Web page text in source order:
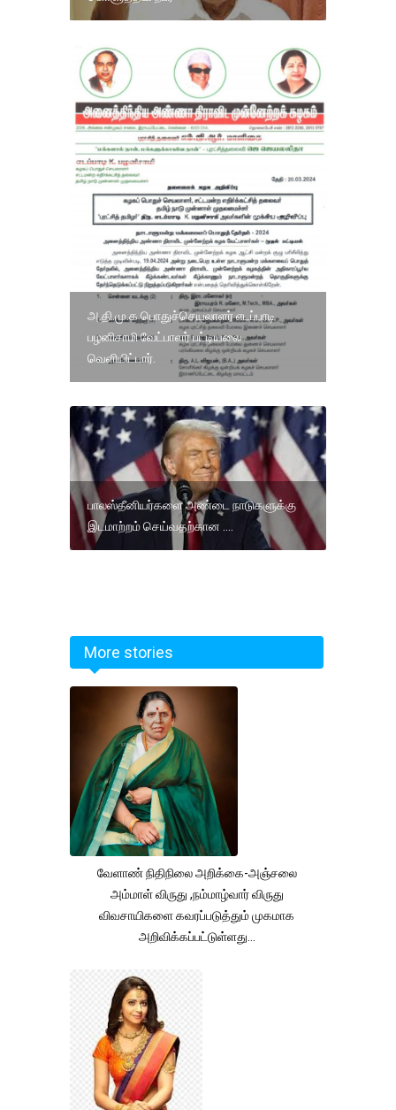
அ.தி.மு.க பொதுச்செயலாளர் எடப்பாடி
பழனிசாமி வேட்பாளர் பட்டியலை
வெளியிட்டார்.
பாலஸ்தீனியர்களை அண்டை நாடுகளுக்கு
இடமாற்றம் செய்வதற்கான ....
More stories
வேளாண் நிதிநிலை அறிக்கை-அஞ்சலை
அம்மாள் விருது ,நம்மாழ்வார் விருது
விவசாயிகளை கவரப்படுத்தும் முகமாக
அறிவிக்கப்பட்டுள்ளது...